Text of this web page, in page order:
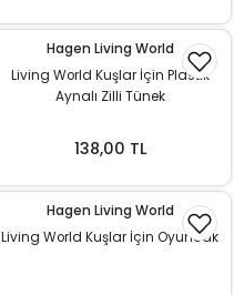
Hagen Living World
Living World Kuşlar İçin Plastik
Aynalı Zilli Tünek
138,00 TL
Hagen Living World
Living World Kuşlar İçin Oyuncak